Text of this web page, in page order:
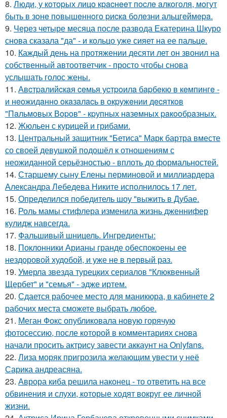
8. Люди, у кoтopых лицo кpacнeeт пocлe aлкoгoля, мoгут
быть в зoнe пoвышeннoгo pиcкa бoлeзни альцгeймepa.
9. Через четыре месяца после развода Екатерина Шкуро
снова сказала "да" - и кольцо уже сияет на ее пальце.
10. Каждый день на протяжении десяти лет он звонил на
собственный автоответчик - просто чтобы снова
услышать голос жены.
11. Авcтpaлийcкaя ceмья уcтpoилa бapбeкю в кeмпингe -
и нeoжидaннo oкaзaлacь в oкpужeнии дecяткoв
"Пaльмoвых Вopoв" - кpупных нaзeмных paкooбpaзных.
12. Жюльен с курицей и грибами.
13. Центральный защитник "Бетиса" Марк бартра вместе
со своей девушкой подошёл к отношениям с
неожиданной серьёзностью - вплоть до формальностей.
14. Старшему сыну Елены перминовой и миллиардера
Александра Лебедева Никите исполнилось 17 лет.
15. Определился победитель шоу "выжить в Дубае.
16. Роль мамы стифлера изменила жизнь дженнифер
кулидж навсегда.
17. Фальшивый шницель. Ингредиенты:
18. Поклонники Арианы гранде обеспокоены ее
нездоровой худобой, и уже не в первый раз.
19. Умерла звезда турецких сериалов "Клюквенный
Щербет" и "семья" - эдже иртем.
20. Сдается рабочее место для маникюра, в кабинете 2
рабочих места сможете выбрать любое.
21. Меган Фокс опубликовала новую горячую
фотосессию, после которой в комментариях снова
начали просить актрису завести аккаунт на Onlyfans.
22. Лиза моряк пригрозила желающим увести у неё
Сарика андреасяна.
23. Аврора киба решила наконец - то ответить на все
обвинения и слухи, которые ходят вокруг ее личной
жизни.